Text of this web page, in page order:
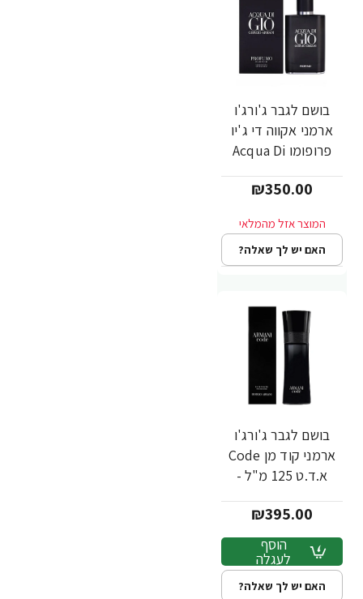
בושם לגבר ג'ורג'ו
ארמני אקווה די ג'יו
פרופומו Acqua Di
75 מ"ל - מבית
₪350.00
האם יש לך שאלה?
בושם לגבר ג'ורג'ו
ארמני קוד מן Code
א.ד.ט 125 מ"ל -
Armani
₪395.00
הוסף
לעגלה
האם יש לך שאלה?